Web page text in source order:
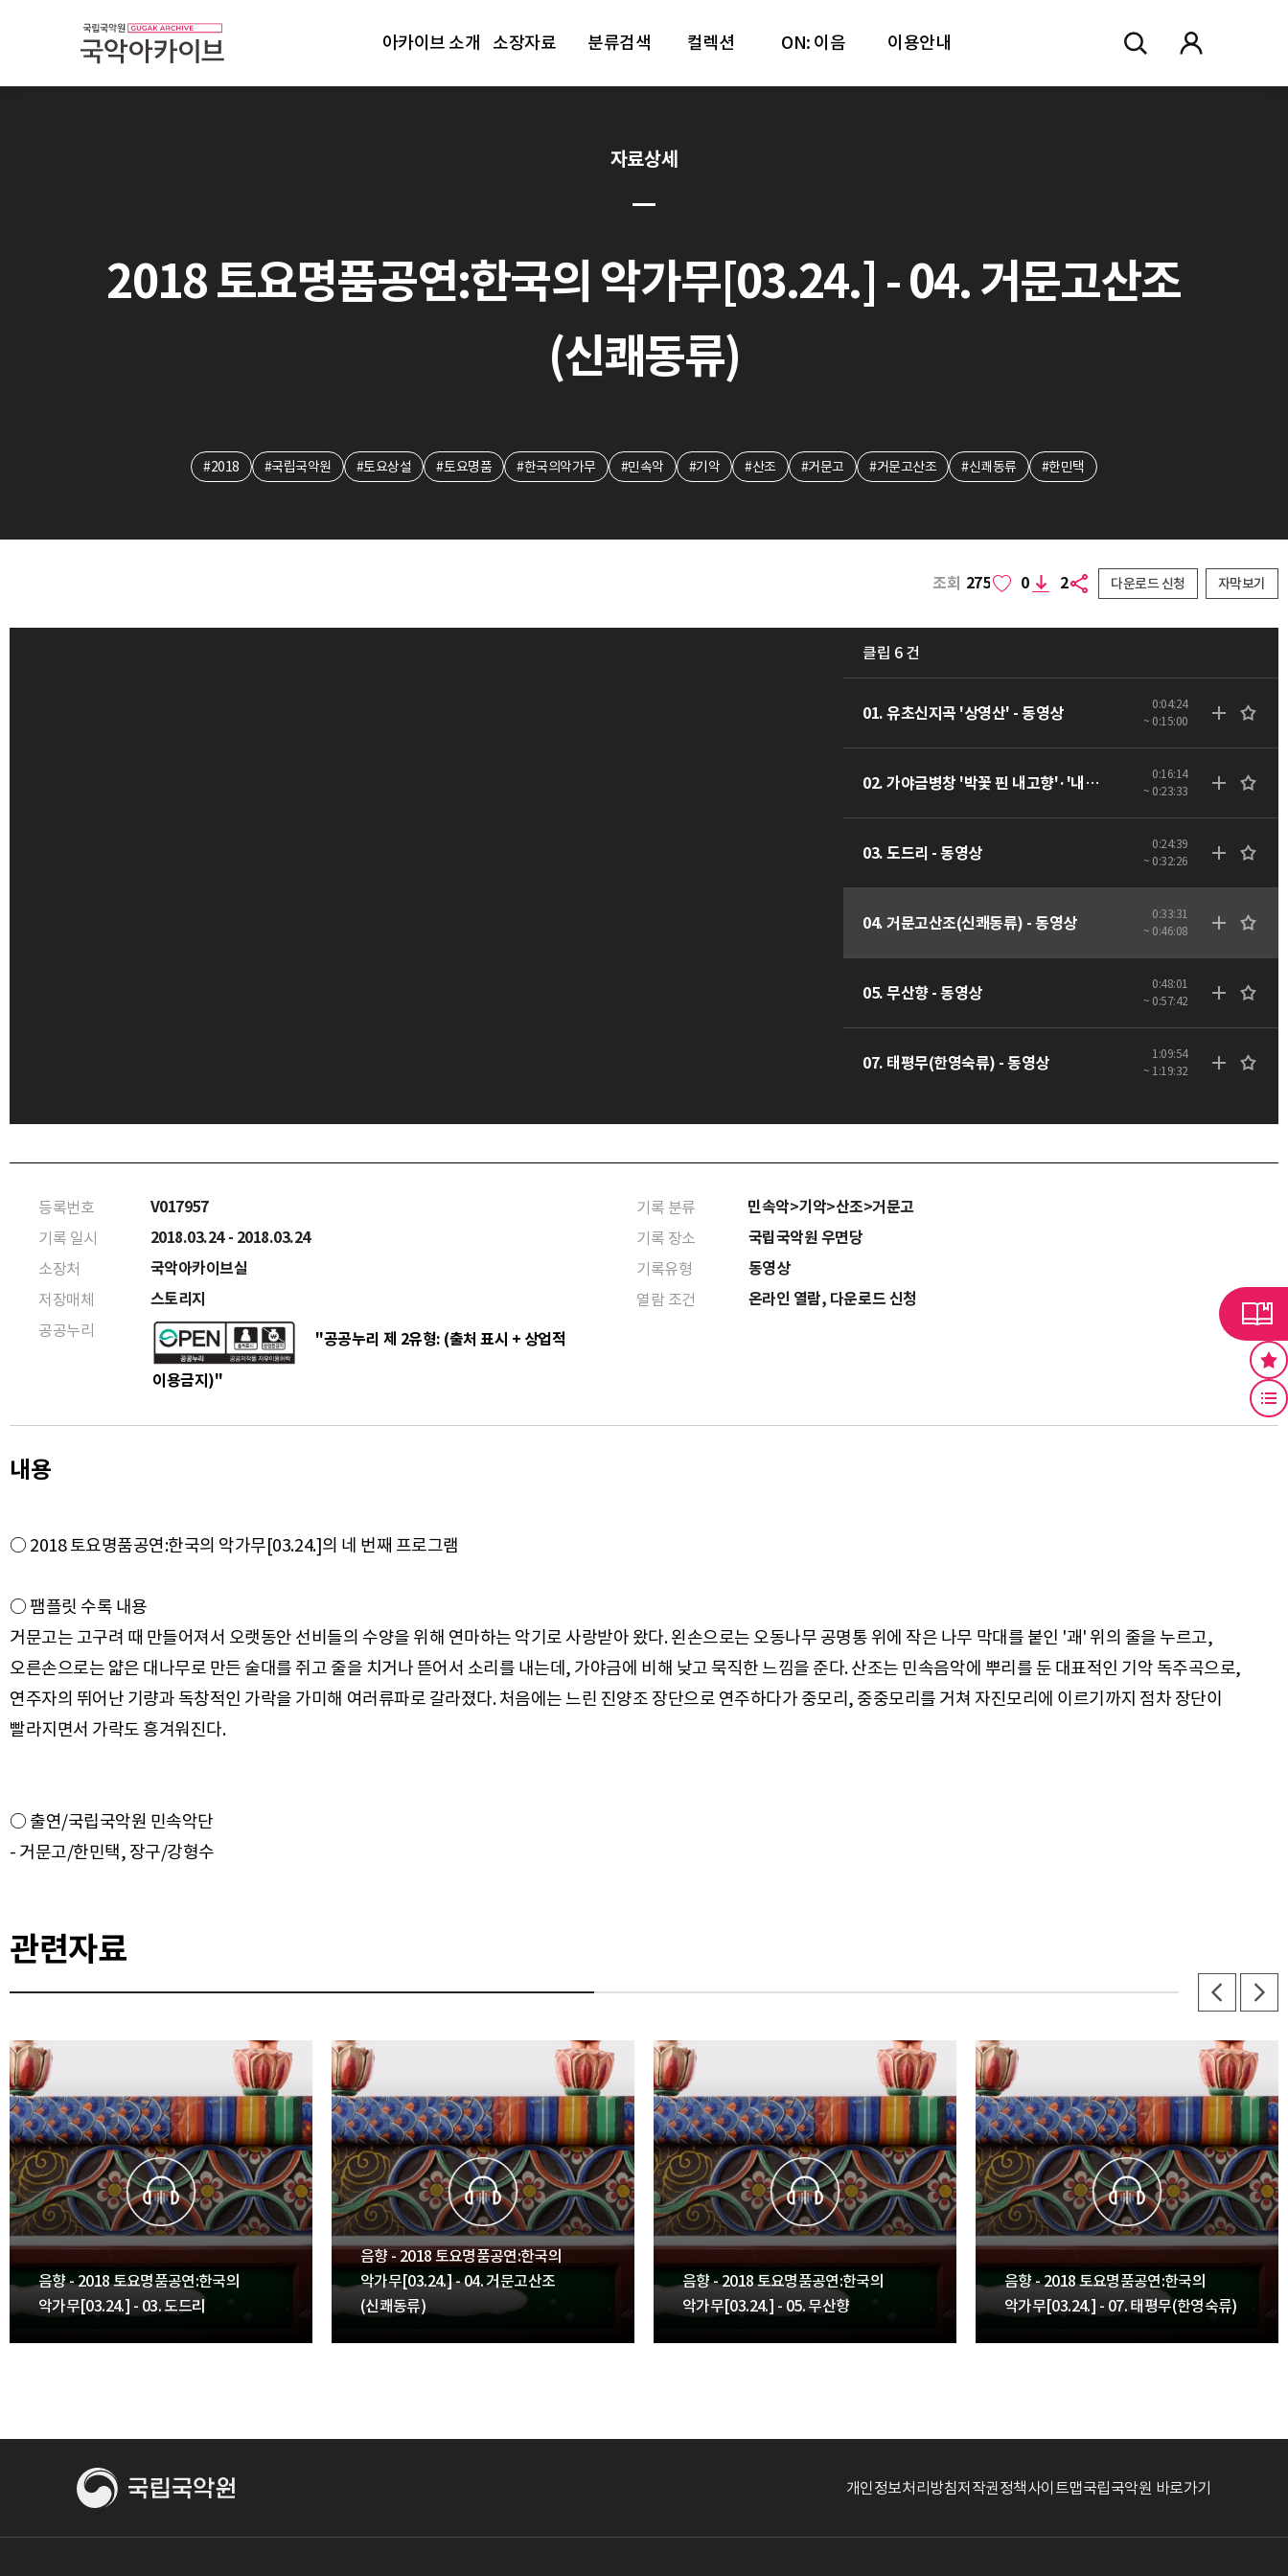
아카이브 소개 소장자료 분류검색 컬렉션 ON: 이음 이용안내
자료상세
2018 토요명품공연:한국의 악가무[03.24.] - 04. 거문고산조
(신쾌동류)
#2018 #국립국악원 #토요상설 #토요명품 #한국의악가무 #민속악 #기악 #산조 #거문고 #거문고산조 #신쾌동류 #한민택
조회 275 0 2 다운로드 신청 자막보기
클립 6 건
01. 유초신지곡 '상영산' - 동영상
0:04:24
~ 0:15:00
02. 가야금병창 '박꽃 핀 내고향'·'내고향의 봄'·'님그린 회포'·'꽃타령' - 동영상
0:16:14
~ 0:23:33
03. 도드리 - 동영상
0:24:39
~ 0:32:26
04. 거문고산조(신쾌동류) - 동영상
0:33:31
~ 0:46:08
05. 무산향 - 동영상
0:48:01
~ 0:57:42
07. 태평무(한영숙류) - 동영상
1:09:54
~ 1:19:32
등록번호 V017957 기록 분류 민속악>기악>산조>거문고
기록 일시 2018.03.24 - 2018.03.24 기록 장소 국립국악원 우면당
소장처 국악아카이브실 기록유형 동영상
저장매체 스토리지 열람 조건 온라인 열람, 다운로드 신청
공공누리 "공공누리 제 2유형: (출처 표시 + 상업적
이용금지)"
내용
○ 2018 토요명품공연:한국의 악가무[03.24.]의 네 번째 프로그램
○ 팸플릿 수록 내용
거문고는 고구려 때 만들어져서 오랫동안 선비들의 수양을 위해 연마하는 악기로 사랑받아 왔다. 왼손으로는 오동나무 공명통 위에 작은 나무 막대를 붙인 '괘' 위의 줄을 누르고,
오른손으로는 얇은 대나무로 만든 술대를 쥐고 줄을 치거나 뜯어서 소리를 내는데, 가야금에 비해 낮고 묵직한 느낌을 준다. 산조는 민속음악에 뿌리를 둔 대표적인 기악 독주곡으로,
연주자의 뛰어난 기량과 독창적인 가락을 가미해 여러류파로 갈라졌다. 처음에는 느린 진양조 장단으로 연주하다가 중모리, 중중모리를 거쳐 자진모리에 이르기까지 점차 장단이
빨라지면서 가락도 흥겨워진다.
○ 출연/국립국악원 민속악단
관련자료
음향 - 2018 토요명품공연:한국의
악가무[03.24.] - 03. 도드리
음향 - 2018 토요명품공연:한국의
악가무[03.24.] - 04. 거문고산조
(신쾌동류)
음향 - 2018 토요명품공연:한국의
악가무[03.24.] - 05. 무산향
음향 - 2018 토요명품공연:한국의
악가무[03.24.] - 07. 태평무(한영숙류)
개인정보처리방침저작권정책사이트맵국립국악원 바로가기